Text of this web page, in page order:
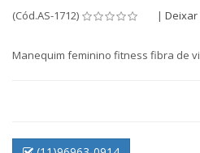
(Cód.AS-1712) |
Manequim feminino fitness fibra de